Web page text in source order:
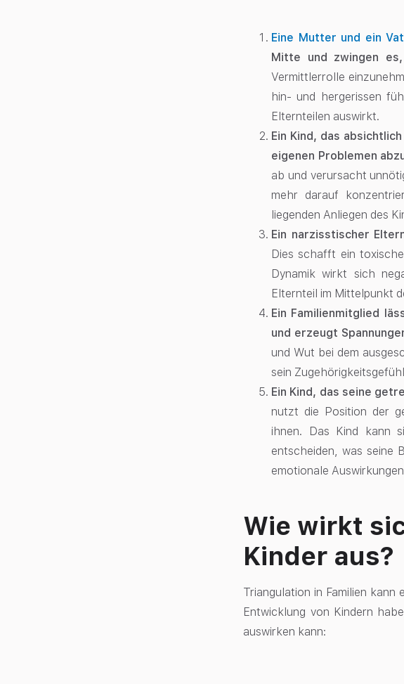
Eine Mutter und ein
Mitte und zwingen
Vermittlerrolle
hin- und hergerissen
Elternteilen auswirkt.
Ein Kind, das
eigenen Problemen
ab und verursacht
mehr darauf
liegenden Anliegen des
Ein narzisstischer
Dies schafft ein
Dynamik wirkt sich
Elternteil im Mittelpunkt
Ein Familienmitglied
und erzeugt
und Wut bei dem
sein
Ein Kind, das seine
nutzt die Position der
ihnen. Das Kind kann
entscheiden, was seine
emotionale
Wie wirkt
Kinder aus?
Triangulation in Familien
Entwicklung von Kindern
auswirken kann: